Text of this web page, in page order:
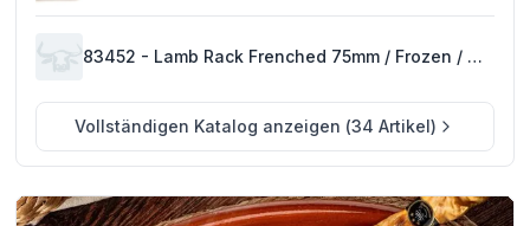
83452 - Lamb Rack Frenched 75mm / Frozen / New Zealand
Vollständigen Katalog anzeigen (34 Artikel)